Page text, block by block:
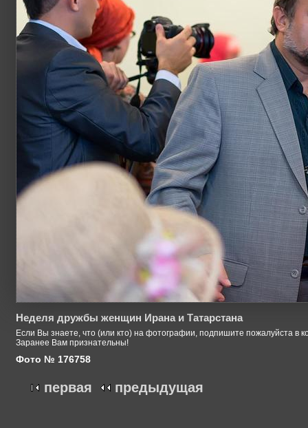
Неделя дружбы женщин Ирана и Татарстана
Если Вы знаете, что (или кто) на фотографии, подпишите пожалуйста в
Заранее Вам признательны!
Фото № 176758
первая предыдущая